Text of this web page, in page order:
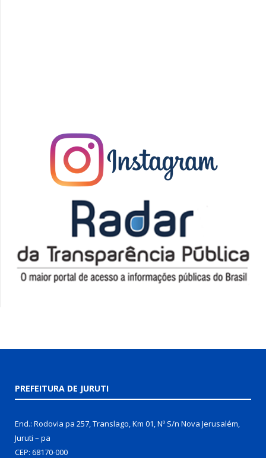
PREFEITURA DE JURUTI
End.: Rodovia pa 257, Translago, Km 01, Nº S/n Nova Jerusalém,
Juruti – pa
CEP: 68170-000